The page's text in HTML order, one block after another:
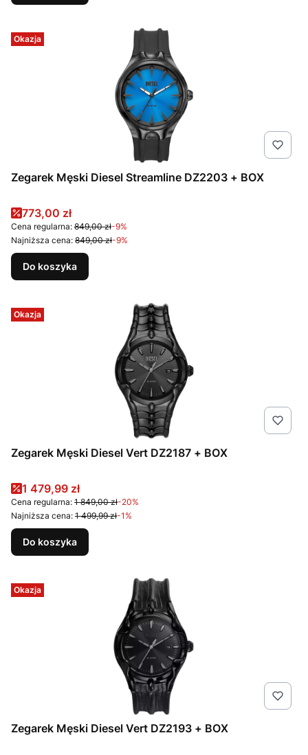
Okazja
Zegarek Męski Diesel Streamline DZ2203 + BOX
Cena promocyjna
773,00 zł
Cena regularna: 849,00 zł-9%
Najniższa cena: 849,00 zł-9%
Do koszyka
Okazja
Zegarek Męski Diesel Vert DZ2187 + BOX
Cena promocyjna
1 479,99 zł
Cena regularna: 1 849,00 zł-20%
Najniższa cena: 1 499,99 zł-1%
Do koszyka
Okazja
Zegarek Męski Diesel Vert DZ2193 + BOX